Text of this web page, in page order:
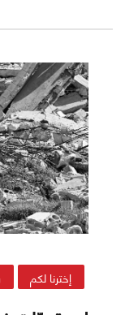
عضواً على 80 مقعداً في المجلس الثوري للحركة.
إخترنا لكم